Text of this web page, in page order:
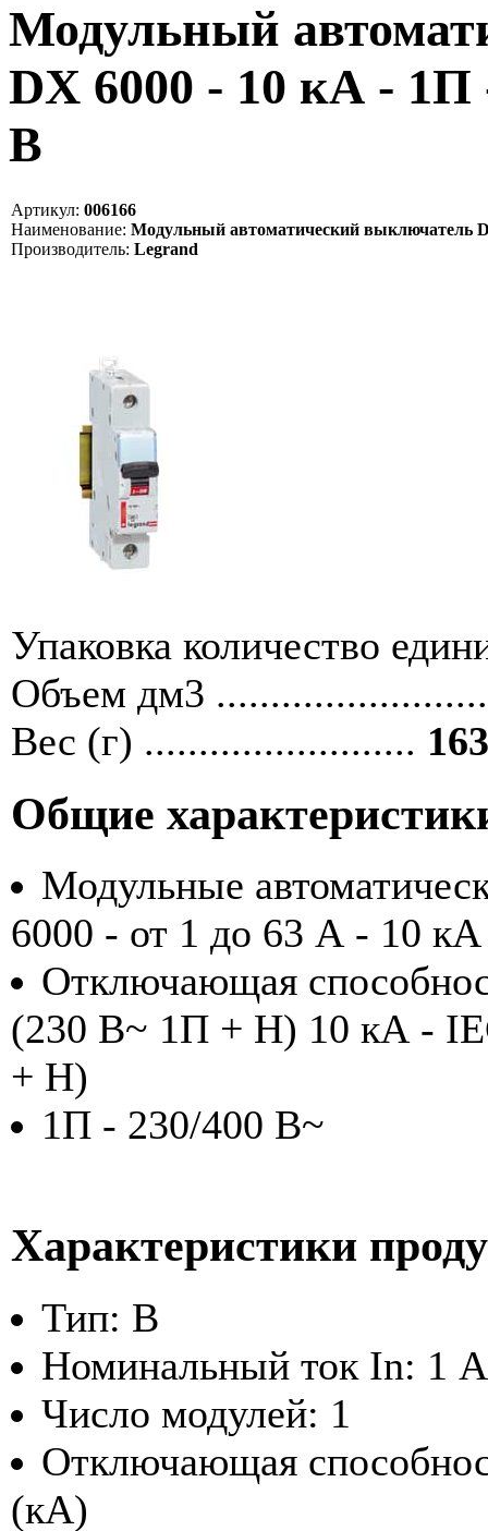
Модульный
DX 6000 - 10 кА - 1П
B
Артикул: 006166
Наименование: Модульный автоматический выключатель
Производитель: Legrand
Упаковка количество
Объем дм3
Вес (г) .........................
Общие
Модульные
6000 - от 1 до 63 А - 10
Отключающая
(230 В~ 1П + Н) 10 кА -
+ Н)
1П - 230/400 В~
Характеристики
Тип: B
Номинальный ток In: 1 А
Число модулей: 1
Отключающая
(кА)